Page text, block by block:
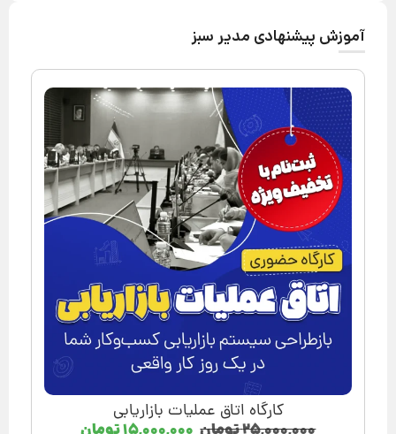
آموزش پیشنهادی مدیر سبز
کارگاه اتاق عملیات بازاریابی